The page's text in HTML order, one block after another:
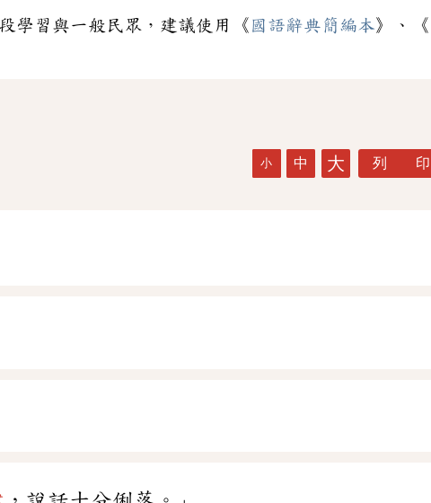
學習與一般民眾，建議使用《 國語辭典簡編本》、《
小 中 大 列 印